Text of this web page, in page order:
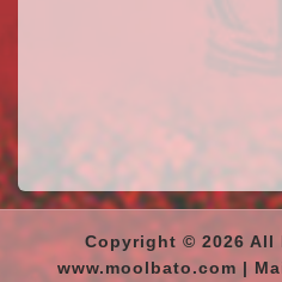
Copyright © 2026 All
www.moolbato.com |